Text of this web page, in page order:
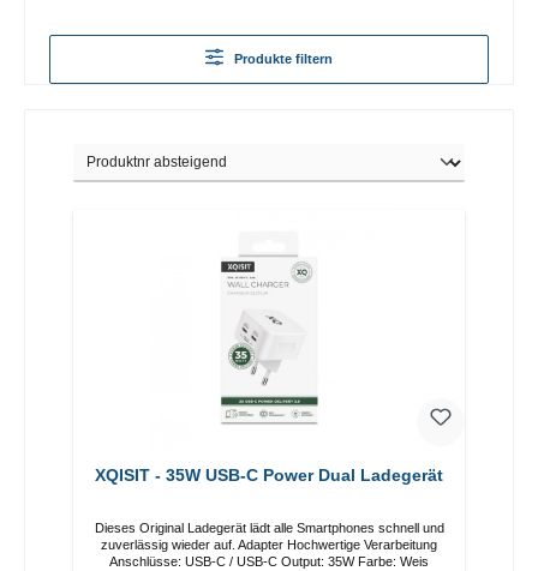
Produkte filtern
XQISIT - 35W USB-C Power Dual Ladegerät
Dieses Original Ladegerät lädt alle Smartphones schnell und
zuverlässig wieder auf. Adapter Hochwertige Verarbeitung
Anschlüsse: USB-C / USB-C Output: 35W Farbe: Weis